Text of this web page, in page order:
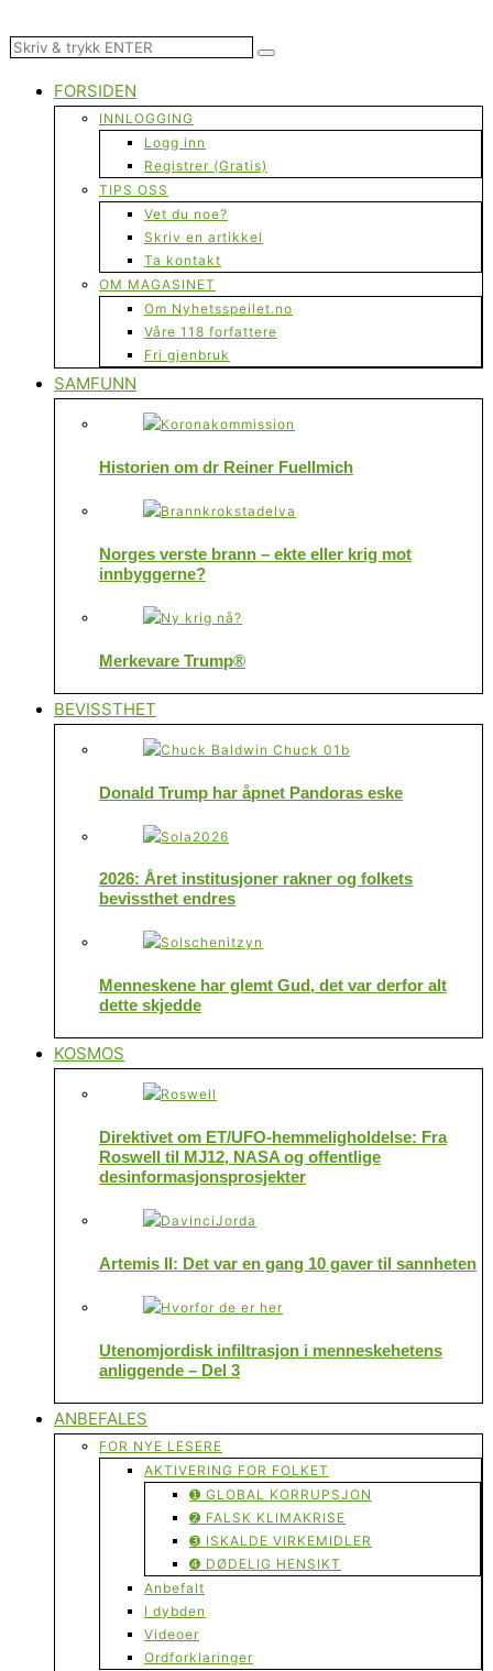
FORSIDEN
INNLOGGING
Logg inn
Registrer (Gratis)
TIPS OSS
Vet du noe?
Skriv en artikkel
Ta kontakt
OM MAGASINET
Om Nyhetsspeilet.no
Våre 118 forfattere
Fri gjenbruk
SAMFUNN
Historien om dr Reiner Fuellmich
Norges verste brann – ekte eller krig mot
innbyggerne?
Merkevare Trump®
BEVISSTHET
Donald Trump har åpnet Pandoras eske
2026: Året institusjoner rakner og folkets
bevissthet endres
Menneskene har glemt Gud, det var derfor alt
dette skjedde
KOSMOS
Direktivet om ET/UFO-hemmeligholdelse: Fra
Roswell til MJ12, NASA og offentlige
desinformasjonsprosjekter
Artemis II: Det var en gang 10 gaver til sannheten
Utenomjordisk infiltrasjon i menneskehetens
anliggende – Del 3
ANBEFALES
FOR NYE LESERE
AKTIVERING FOR FOLKET
➊ GLOBAL KORRUPSJON
➋ FALSK KLIMAKRISE
➌ ISKALDE VIRKEMIDLER
➍ DØDELIG HENSIKT
Anbefalt
I dybden
Videoer
Ordforklaringer